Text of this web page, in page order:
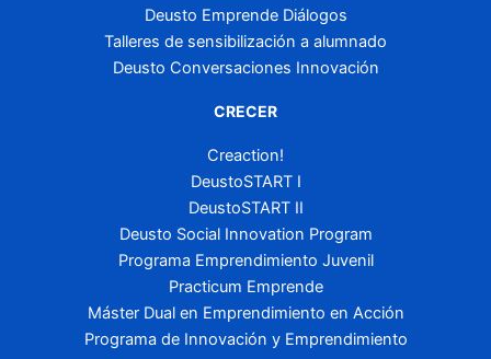
Deusto Emprende Diálogos
Talleres de sensibilización a alumnado
Deusto Conversaciones Innovación
CRECER
Creaction!
DeustoSTART I
DeustoSTART II
Deusto Social Innovation Program
Programa Emprendimiento Juvenil
Practicum Emprende
Máster Dual en Emprendimiento en Acción
Programa de Innovación y Emprendimiento